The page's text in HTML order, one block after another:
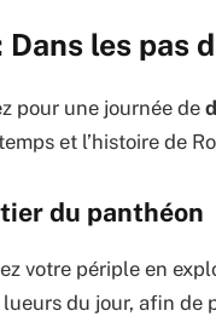
Dans les pas
pour une journée de
et l’histoire de
du panthéon
votre périple en
du jour, afin de